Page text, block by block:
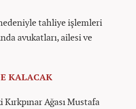
tahliye işlemleri
avukatları, ailesi ve
KALACAK
Ağası Mustafa